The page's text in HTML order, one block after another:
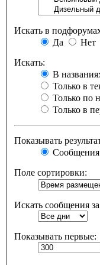
Искать в
Да
Нет
Искать:
В
Только в
Только по
Только в
Показывать
Сообщения
Поле сортировки:
Искать сообщения
Показывать первые: